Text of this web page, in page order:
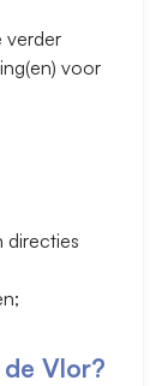
verder
voor
directies
Vlor?